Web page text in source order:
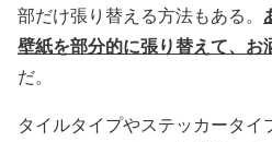
部だけ張り替える方法もある。
壁紙を部分的に張り替えて、
だ。
タイルタイプやステッカータ